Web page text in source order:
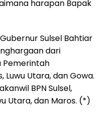
harapan Bapak
Sulsel Bahtiar
dari
Pemerintah
Luwu Utara, dan Gowa.
BPN Sulsel,
Utara, dan Maros. (*)